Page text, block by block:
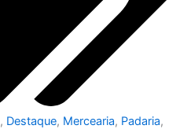
, Destaque, Mercearia, Padaria,